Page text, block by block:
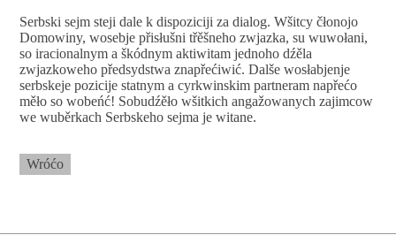
Serbski sejm steji dale k dispoziciji za dialog. Wšitcy čłonojo
Domowiny, wosebje přisłušni třěšneho zwjazka, su wuwołani,
so iracionalnym a škódnym aktiwitam jednoho dźěla
zwjazkoweho předsydstwa znapřećiwić. Dalše wosłabjenje
serbskeje pozicije statnym a cyrkwinskim partneram napřećo
měło so wobeńć! Sobudźěło wšitkich angažowanych zajimcow
we wuběrkach Serbskeho sejma je witane.
Wróćo